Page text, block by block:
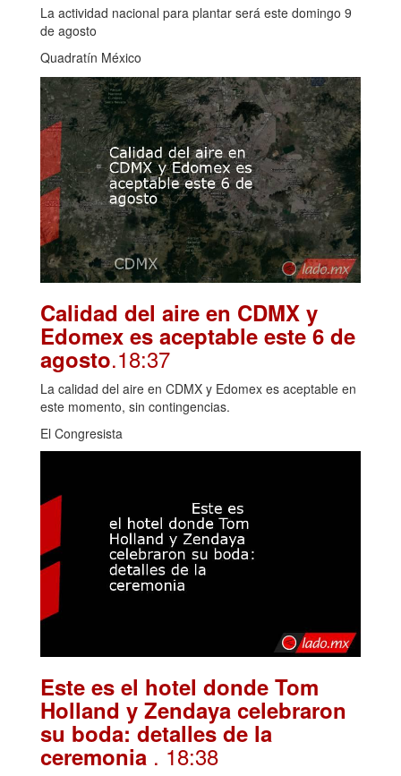
La actividad nacional para plantar será este domingo 9
de agosto
Quadratín México
Calidad del aire en CDMX y
Edomex es aceptable este 6 de
agosto.18:37
La calidad del aire en CDMX y Edomex es aceptable en
este momento, sin contingencias.
El Congresista
Este es el hotel donde Tom
Holland y Zendaya celebraron
su boda: detalles de la
ceremonia . 18:38